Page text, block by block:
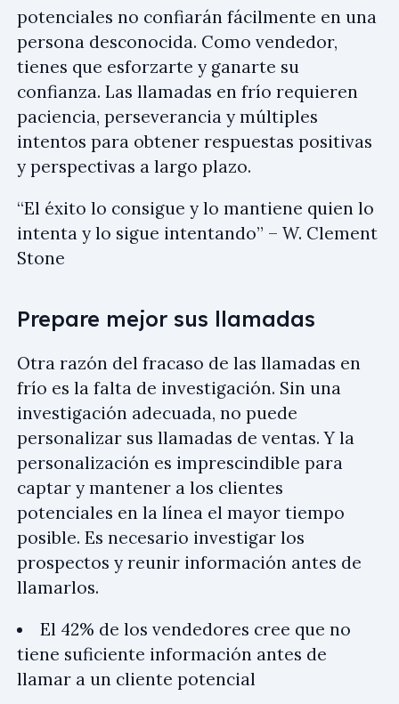
potenciales no confiarán fácilmente en una
persona desconocida. Como vendedor,
tienes que esforzarte y ganarte su
confianza. Las llamadas en frío requieren
paciencia, perseverancia y múltiples
intentos para obtener respuestas positivas
y perspectivas a largo plazo.
“El éxito lo consigue y lo mantiene quien lo
intenta y lo sigue intentando” – W. Clement
Stone
Prepare mejor sus llamadas
Otra razón del fracaso de las llamadas en
frío es la falta de investigación. Sin una
investigación adecuada, no puede
personalizar sus llamadas de ventas. Y la
personalización es imprescindible para
captar y mantener a los clientes
potenciales en la línea el mayor tiempo
posible. Es necesario investigar los
prospectos y reunir información antes de
llamarlos.
El 42% de los vendedores cree que no
tiene suficiente información antes de
llamar a un cliente potencial